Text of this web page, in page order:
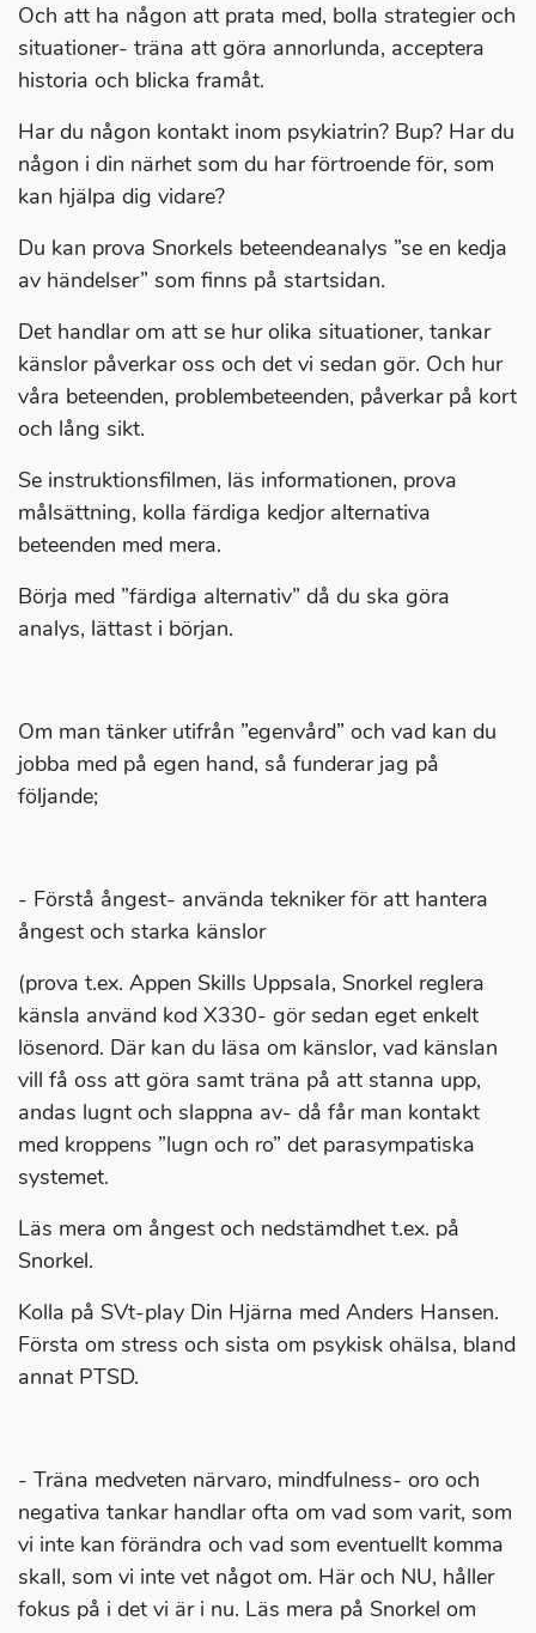
Och att ha någon att prata med, bolla strategier och
situationer- träna att göra annorlunda, acceptera
historia och blicka framåt.
Har du någon kontakt inom psykiatrin? Bup? Har du
någon i din närhet som du har förtroende för, som
kan hjälpa dig vidare?
Du kan prova Snorkels beteendeanalys ”se en kedja
av händelser” som finns på startsidan.
Det handlar om att se hur olika situationer, tankar
känslor påverkar oss och det vi sedan gör. Och hur
våra beteenden, problembeteenden, påverkar på kort
och lång sikt.
Se instruktionsfilmen, läs informationen, prova
målsättning, kolla färdiga kedjor alternativa
beteenden med mera.
Börja med ”färdiga alternativ” då du ska göra
analys, lättast i början.
Om man tänker utifrån ”egenvård” och vad kan du
jobba med på egen hand, så funderar jag på
följande;
- Förstå ångest- använda tekniker för att hantera
ångest och starka känslor
(prova t.ex. Appen Skills Uppsala, Snorkel reglera
känsla använd kod X330- gör sedan eget enkelt
lösenord. Där kan du läsa om känslor, vad känslan
vill få oss att göra samt träna på att stanna upp,
andas lugnt och slappna av- då får man kontakt
med kroppens ”lugn och ro” det parasympatiska
systemet.
Läs mera om ångest och nedstämdhet t.ex. på
Snorkel.
Kolla på SVt-play Din Hjärna med Anders Hansen.
Första om stress och sista om psykisk ohälsa, bland
annat PTSD.
- Träna medveten närvaro, mindfulness- oro och
negativa tankar handlar ofta om vad som varit, som
vi inte kan förändra och vad som eventuellt komma
skall, som vi inte vet något om. Här och NU, håller
fokus på i det vi är i nu. Läs mera på Snorkel om